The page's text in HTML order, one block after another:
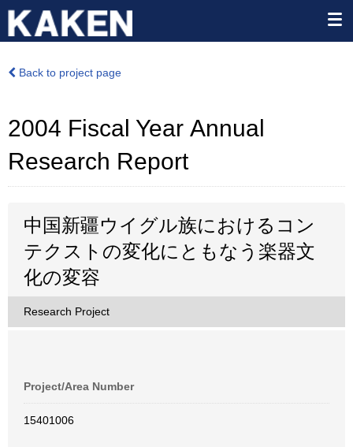
Back to project page
2004 Fiscal Year Annual
Research Report
中国新疆ウイグル族におけるコン
テクストの変化にともなう楽器文
化の変容
Research Project
Project/Area Number
15401006